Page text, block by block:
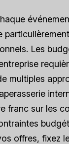
Les
multiples
franc sur les
offres, fixez